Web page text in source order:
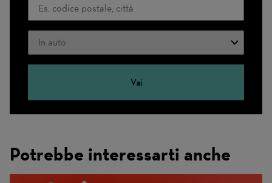
Modo
di
trasporto
Vai
Potrebbe interessarti anche